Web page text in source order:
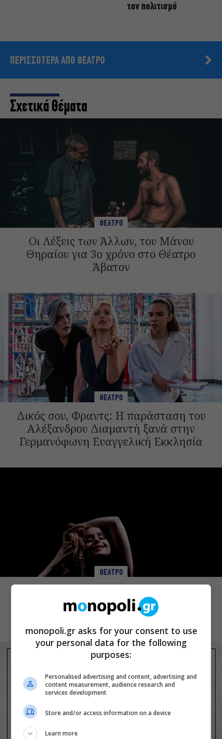
τον πολιτισμό
ΠΕΡΙΣΣΟΤΕΡΑ ΑΠΟ ΘΕΑΤΡΟ
Σχετικά Θέματα
ΘΕΑΤΡΟ
Οι Λέξεις των Άλλων, του Μάνου
Θηραίου για 3ο χρόνο στο Θέατρο
Άβατον
ΘΕΑΤΡΟ
Δικός σου, Φραντς: Η παράσταση του
Αλέξανδρου Διαμαντή ξανά στην
Γερμανόφωνη Ευαγγελική Εκκλησία
ΘΕΑΤΡΟ
Ρωγμές: Η σόλο χοροθεατρική
περφόρμανς της Χριστίνας Κυριαζίδη
στο Δημοτικό Θέατρο Πειραιά
monopoli.gr asks for your consent to use
your personal data for the following
purposes:
Personalised advertising and content, advertising and
content measurement, audience research and
services development
Store and/or access information on a device
Learn more